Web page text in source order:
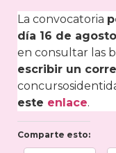
La convocatoria
día 16 de
en consultar las
escribir un
este enlace.
Comparte esto: